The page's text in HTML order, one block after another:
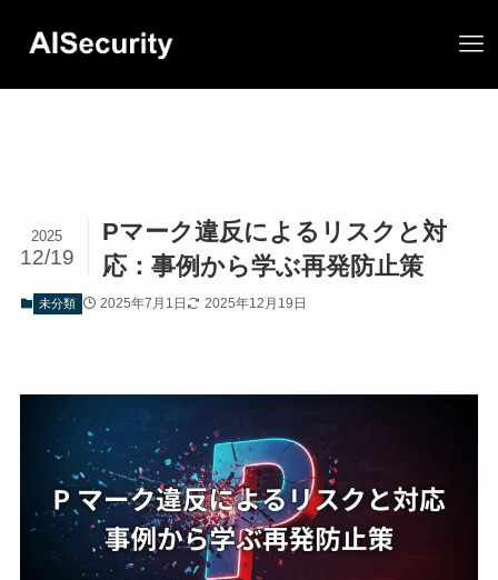
Pマーク違反によるリスクと対
応：事例から学ぶ再発防止策
2025
12/19
未分類 2025年7月1日 2025年12月19日